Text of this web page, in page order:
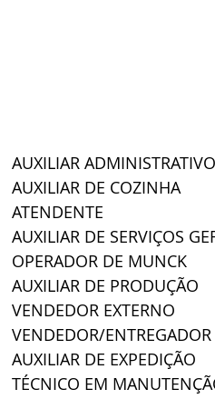
AUXILIAR ADMINISTRATIVO
AUXILIAR DE COZINHA
ATENDENTE
AUXILIAR DE SERVIÇOS
OPERADOR DE MUNCK
AUXILIAR DE PRODUÇÃO
VENDEDOR EXTERNO
VENDEDOR/ENTREGADOR
AUXILIAR DE EXPEDIÇÃO
TÉCNICO EM